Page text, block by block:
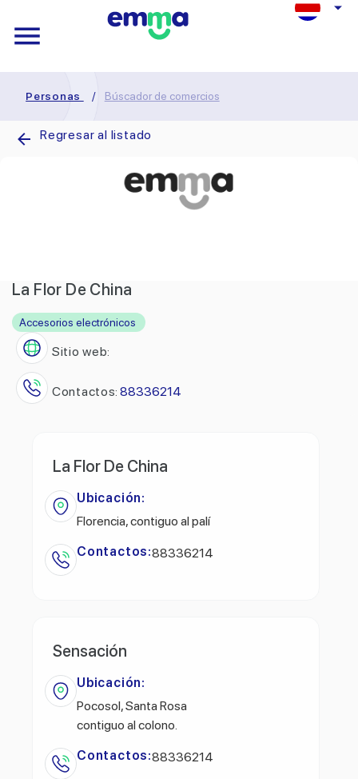
Personas / Búscador de comercios
Regresar al listado
La Flor De China
Accesorios electrónicos
Sitio web:
Contactos: 88336214
La Flor De China
Ubicación:
Florencia, contiguo al palí
Contactos:88336214
Sensación
Ubicación:
Pocosol, Santa Rosa
contiguo al colono.
Contactos:88336214